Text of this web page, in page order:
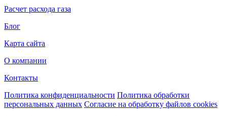
Расчет расхода газа
Блог
Карта сайта
О компании
Контакты
Политика конфиденциальности Политика обработки
персональных данных Согласие на обработку файлов cookies